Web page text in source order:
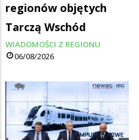
regionów objętych
Tarczą Wschód
WIADOMOŚCI Z REGIONU
06/08/2026